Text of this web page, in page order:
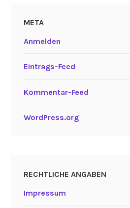
META
Anmelden
Eintrags-Feed
Kommentar-Feed
WordPress.org
RECHTLICHE ANGABEN
Impressum